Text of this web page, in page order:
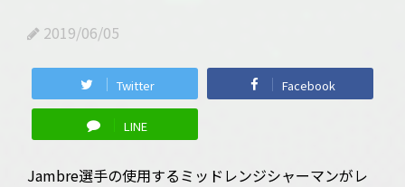
2019/06/05
Twitter Facebook
LINE
Jambre選手の使用するミッドレンジシャーマンがレ